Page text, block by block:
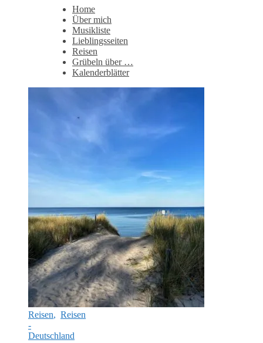
Home
Über mich
Musikliste
Lieblingsseiten
Reisen
Grübeln über …
Kalenderblätter
Reisen, Reisen
-
Deutschland